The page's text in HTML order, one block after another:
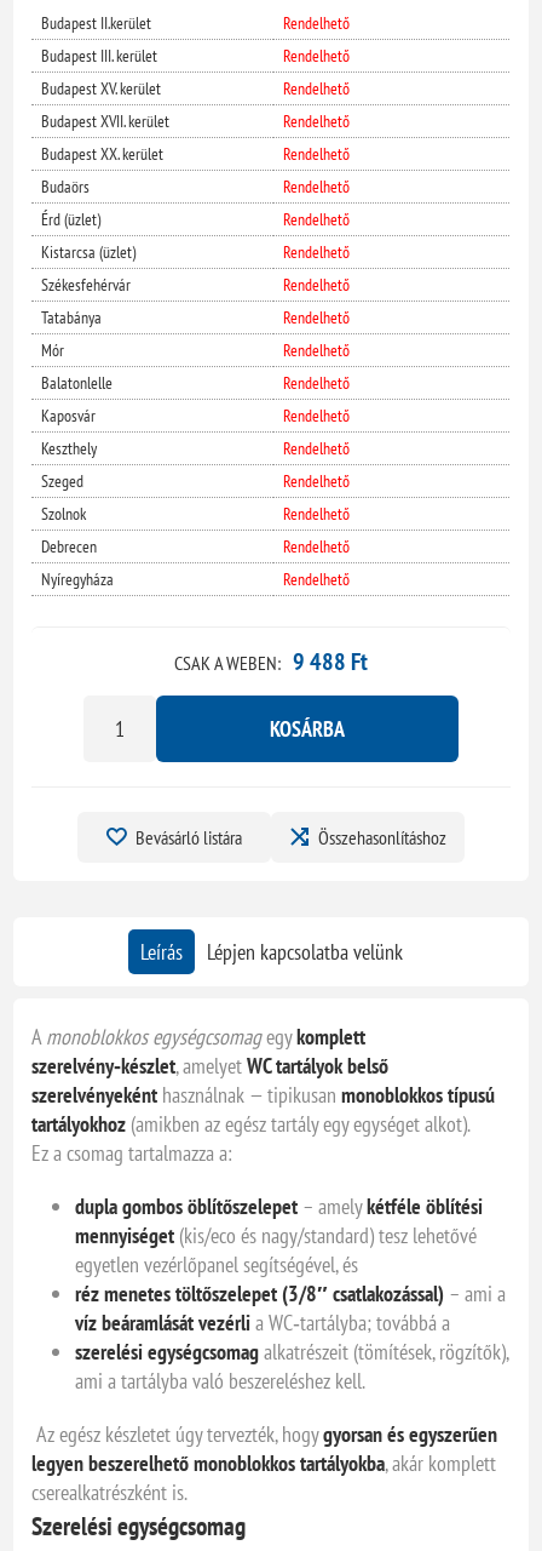
Budapest II.kerület
Rendelhető
Budapest III. kerület
Rendelhető
Budapest XV. kerület
Rendelhető
Budapest XVII. kerület
Rendelhető
Budapest XX. kerület
Rendelhető
Budaörs
Rendelhető
Érd (üzlet)
Rendelhető
Kistarcsa (üzlet)
Rendelhető
Székesfehérvár
Rendelhető
Tatabánya
Rendelhető
Mór
Rendelhető
Balatonlelle
Rendelhető
Kaposvár
Rendelhető
Keszthely
Rendelhető
Szeged
Rendelhető
Szolnok
Rendelhető
Debrecen
Rendelhető
Nyíregyháza
Rendelhető
CSAK A WEBEN: 9 488 Ft
KOSÁRBA
Bevásárló listára Összehasonlításhoz
Leírás Lépjen kapcsolatba velünk
Amonoblokkos egységcsomagegykomplett
szerelvény‑készlet, amelyetWC tartályok belső
szerelvényeként használnak — tipikusanmonoblokkos típusú
tartályokhoz (amikben az egész tartály egy egységet alkot).
Ez a csomag tartalmazza a:
dupla gombos öblítőszelepet – amelykétféle öblítési
mennyiséget (kis/eco és nagy/standard) tesz lehetővé
egyetlen vezérlőpanel segítségével, és
réz menetes töltőszelepet (3/8″ csatlakozással) – ami a
víz beáramlását vezérlia WC‑tartályba; továbbá a
szerelési egységcsomagalkatrészeit (tömítések, rögzítők),
ami a tartályba való beszereléshez kell.
Az egész készletet úgy tervezték, hogygyorsan és egyszerűen
legyen beszerelhető monoblokkos tartályokba, akár komplett
cserealkatrészként is.
Szerelési egységcsomag